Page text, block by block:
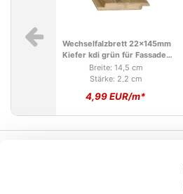
19,90 EUR*
Enden - 71mm
4,99 EUR/m*
Wechselfalzbrett 22x145mm
Kiefer kdi grün für Fassaden
und Zäune
Breite: 14,5 cm
Stärke: 2,2 cm